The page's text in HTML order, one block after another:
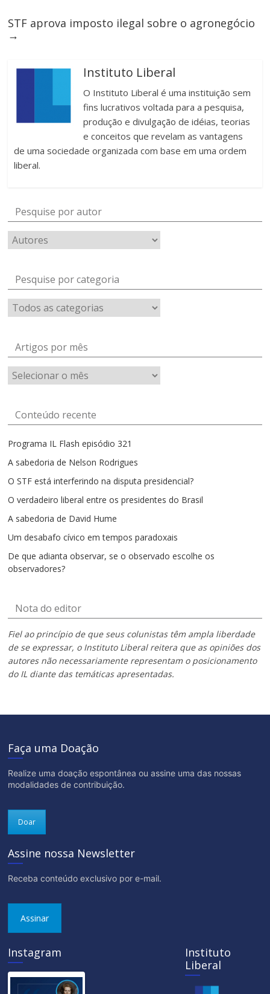
STF aprova imposto ilegal sobre o agronegócio
→
Instituto Liberal
O Instituto Liberal é uma instituição sem
fins lucrativos voltada para a pesquisa,
produção e divulgação de idéias, teorias
e conceitos que revelam as vantagens
de uma sociedade organizada com base em uma ordem
liberal.
Pesquise por autor
Pesquise por categoria
Artigos por mês
Artigos
por
Conteúdo recente
Programa IL Flash episódio 321
A sabedoria de Nelson Rodrigues
O STF está interferindo na disputa presidencial?
O verdadeiro liberal entre os presidentes do Brasil
A sabedoria de David Hume
Um desabafo cívico em tempos paradoxais
De que adianta observar, se o observado escolhe os
observadores?
Nota do editor
Fiel ao princípio de que seus colunistas têm ampla liberdade
de se expressar, o Instituto Liberal reitera que as opiniões dos
autores não necessariamente representam o posicionamento
do IL diante das temáticas apresentadas.
Faça uma Doação
Realize uma doação espontânea ou assine uma das nossas
modalidades de contribuição.
Doar
Assine nossa Newsletter
Receba conteúdo exclusivo por e-mail.
Assinar
Instagram
Instituto
Liberal